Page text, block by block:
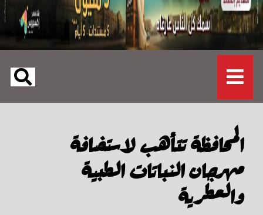
المحافظة تتأهب لاستضافة
مهرجان النباتات الطبية
والعطرية